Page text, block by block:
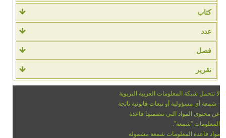
كتاب
عدد
فصل
تقرير
لا تتحمل شبكة المعلومات العربية التربوية
- شمعة أي مسؤولية أو تبعات قانونية ناتجة
عن محتوى المواد التي تتضمنها قاعدة
المعلومات "شمعة".
مواد قاعدة المعلومات شمعة مشمولة